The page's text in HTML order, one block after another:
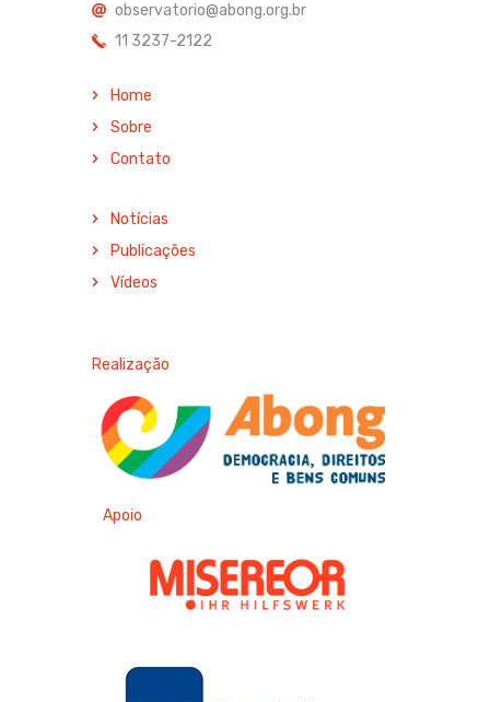
observatorio@abong.org.br
11 3237-2122
Home
Sobre
Contato
Notícias
Publicações
Vídeos
Realização
Apoio